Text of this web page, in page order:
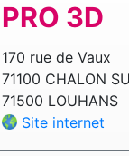
PRO 3D
170 rue de Vaux
71100 CHALON
71500 LOUHANS
Site internet